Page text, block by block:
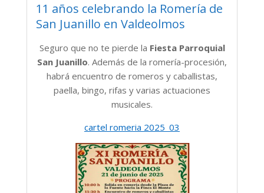
11 años celebrando la Romería de
San Juanillo en Valdeolmos
Seguro que no te pierde la Fiesta Parroquial
San Juanillo. Además de la romería-procesión,
habrá encuentro de romeros y caballistas,
paella, bingo, rifas y varias actuaciones
musicales.
cartel romeria 2025_03